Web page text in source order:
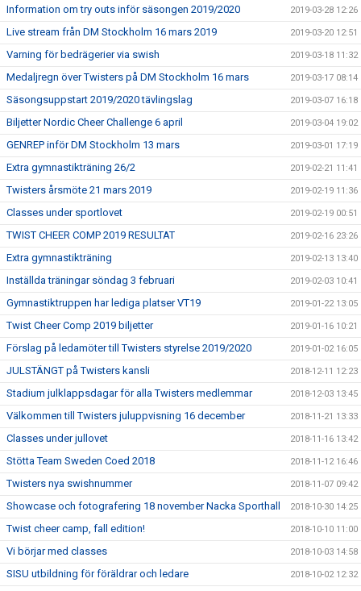
Information om try outs inför säsongen 2019/2020 2019-03-28 12:26
Live stream från DM Stockholm 16 mars 2019 2019-03-20 12:51
Varning för bedrägerier via swish 2019-03-18 11:32
Medaljregn över Twisters på DM Stockholm 16 mars 2019-03-17 08:14
Säsongsuppstart 2019/2020 tävlingslag 2019-03-07 16:18
Biljetter Nordic Cheer Challenge 6 april 2019-03-04 19:02
GENREP inför DM Stockholm 13 mars 2019-03-01 17:19
Extra gymnastikträning 26/2 2019-02-21 11:41
Twisters årsmöte 21 mars 2019 2019-02-19 11:36
Classes under sportlovet 2019-02-19 00:51
TWIST CHEER COMP 2019 RESULTAT 2019-02-16 23:26
Extra gymnastikträning 2019-02-13 13:40
Inställda träningar söndag 3 februari 2019-02-03 10:41
Gymnastiktruppen har lediga platser VT19 2019-01-22 13:05
Twist Cheer Comp 2019 biljetter 2019-01-16 10:21
Förslag på ledamöter till Twisters styrelse 2019/2020 2019-01-02 16:05
JULSTÄNGT på Twisters kansli 2018-12-11 12:23
Stadium julklappsdagar för alla Twisters medlemmar 2018-12-03 13:45
Välkommen till Twisters juluppvisning 16 december 2018-11-21 13:33
Classes under jullovet 2018-11-16 13:42
Stötta Team Sweden Coed 2018 2018-11-12 16:46
Twisters nya swishnummer 2018-11-07 09:42
Showcase och fotografering 18 november Nacka Sporthall 2018-10-30 14:25
Twist cheer camp, fall edition! 2018-10-10 11:00
Vi börjar med classes 2018-10-03 14:58
SISU utbildning för föräldrar och ledare 2018-10-02 12:32